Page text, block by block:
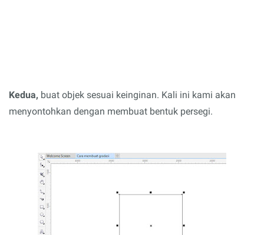
Kedua, buat objek sesuai keinginan. Kali ini kami akan
menyontohkan dengan membuat bentuk persegi.